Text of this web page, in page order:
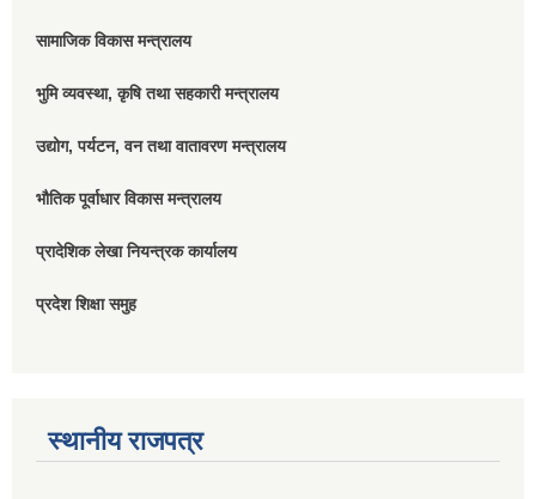
सामाजिक विकास मन्त्रालय
भुमि व्यवस्था, कृषि तथा सहकारी मन्त्रालय
उद्योग, पर्यटन, वन तथा वातावरण मन्त्रालय
भौतिक पूर्वाधार विकास मन्त्रालय
प्रादेशिक लेखा नियन्त्रक कार्यालय
प्रदेश शिक्षा समुह
स्थानीय राजपत्र